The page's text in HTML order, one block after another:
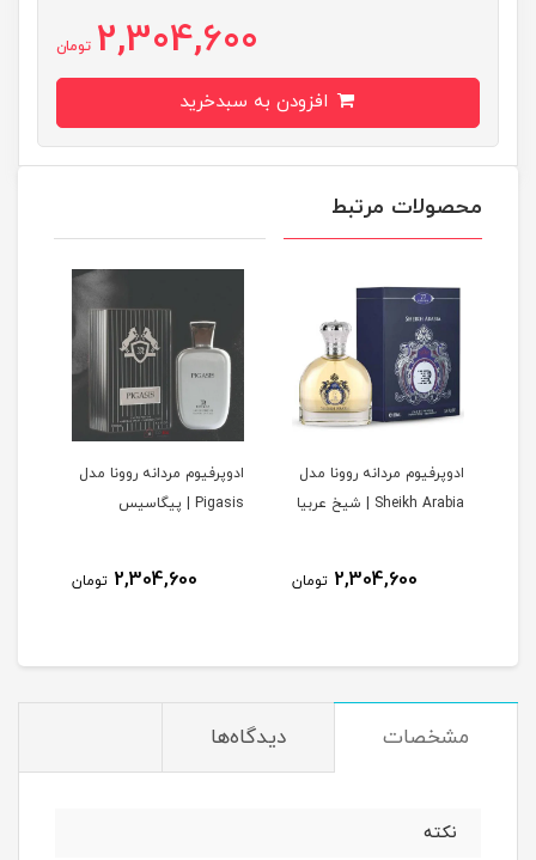
2,304,600 تومان
محصولات مرتبط
ادوپرفیوم مردانه روونا مدل
Sheikh Arabia | شیخ عربیا
2,304,600 تومان
ادوپرفیوم مردانه روونا مدل
Pigasis | پیگاسیس
2,304,600 تومان
مشخصات دیدگاه‌ها
نکته